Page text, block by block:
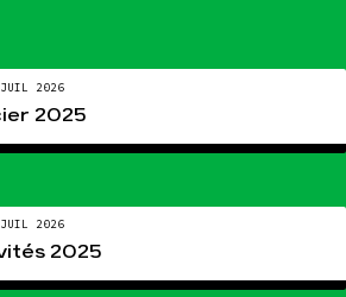
2026
2025
2026
2025